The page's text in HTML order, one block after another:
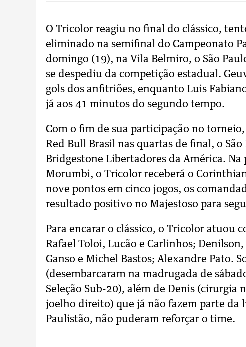
O Tricolor reagiu no final do clássico,
eliminado na semifinal do Campeonato
domingo (19), na Vila Belmiro, o São
se despediu da competição estadual.
gols dos anfitriões, enquanto Luis
já aos 41 minutos do segundo tempo.
Com o fim de sua participação no
Red Bull Brasil nas quartas de final, o
Bridgestone Libertadores da América.
Morumbi, o Tricolor receberá o
nove pontos em cinco jogos, os
resultado positivo no Majestoso para
Para encarar o clássico, o Tricolor atuou
Rafael Toloi, Lucão e Carlinhos;
Ganso e Michel Bastos; Alexandre Pato.
(desembarcaram na madrugada de
Seleção Sub-20), além de Denis (cirurgia
joelho direito) que já não fazem parte da
Paulistão, não puderam reforçar o time.